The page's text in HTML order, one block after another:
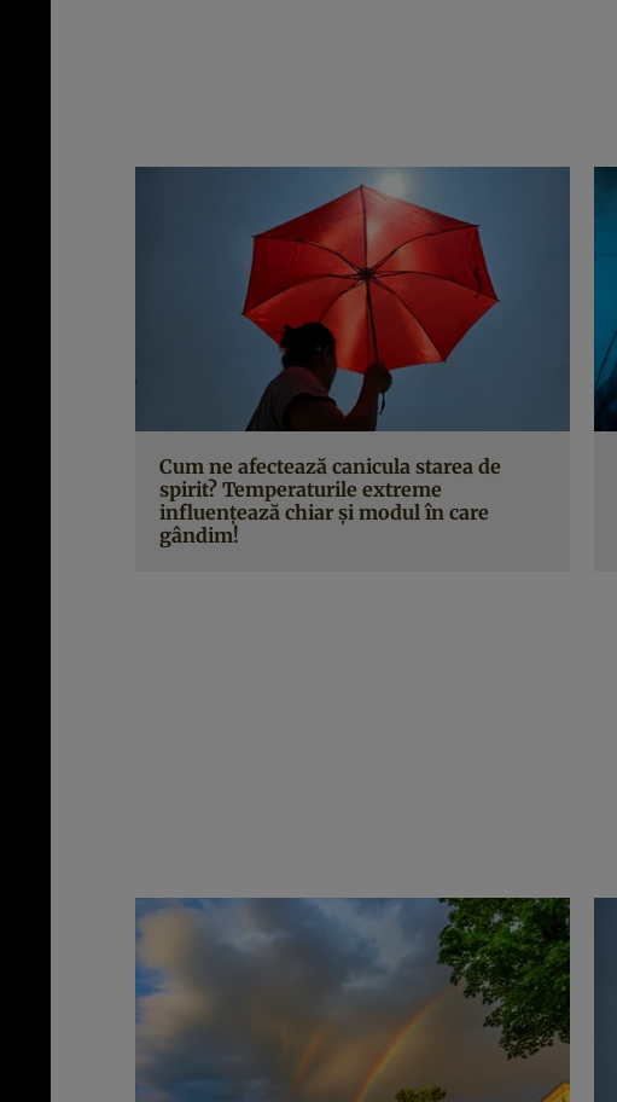
Cum ne afectează canicula starea de
spirit? Temperaturile extreme
influențează chiar și modul în care
gândim!